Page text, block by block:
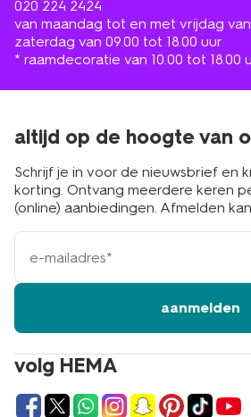
020 224 2424
van maandag tot en met vrijdag van
zaterdag van 09.00 tot 18.00 uur
* raamdecoratie van 10.00 tot 18.00
volg HEMA
altijd op de hoogte van
Schrijf je in voor de nieuwsbrief en
korting. Ontvang meerdere keren
(online) aanbiedingen. Afmelden
e-
mailadres
aanmelden